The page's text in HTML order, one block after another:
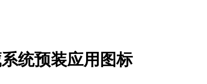
统预装应用图标